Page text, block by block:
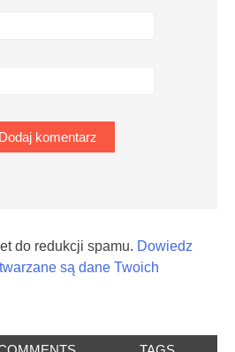
do redukcji spamu. Dowiedz
są dane Twoich